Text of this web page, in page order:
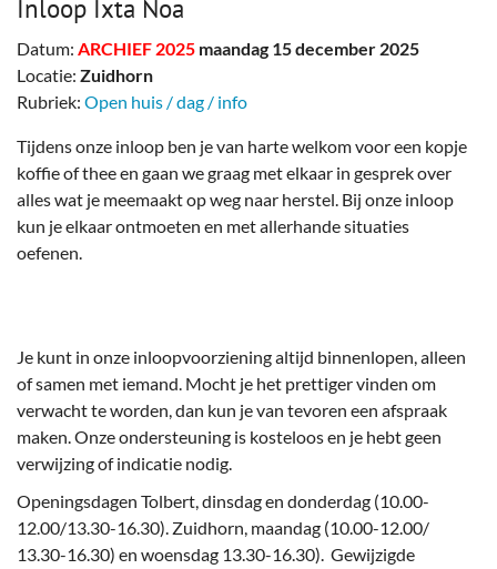
Inloop Ixta Noa
Datum: ARCHIEF 2025 maandag 15 december 2025
Locatie: Zuidhorn
Rubriek: Open huis / dag / info
Tijdens onze inloop ben je van harte welkom voor een kopje
koffie of thee en gaan we graag met elkaar in gesprek over
alles wat je meemaakt op weg naar herstel. Bij onze inloop
kun je elkaar ontmoeten en met allerhande situaties
oefenen.
Je kunt in onze inloopvoorziening altijd binnenlopen, alleen
of samen met iemand. Mocht je het prettiger vinden om
verwacht te worden, dan kun je van tevoren een afspraak
maken. Onze ondersteuning is kosteloos en je hebt geen
verwijzing of indicatie nodig.
Openingsdagen Tolbert, dinsdag en donderdag (10.00-
12.00/13.30-16.30). Zuidhorn, maandag (10.00-12.00/
13.30-16.30) en woensdag 13.30-16.30). Gewijzigde